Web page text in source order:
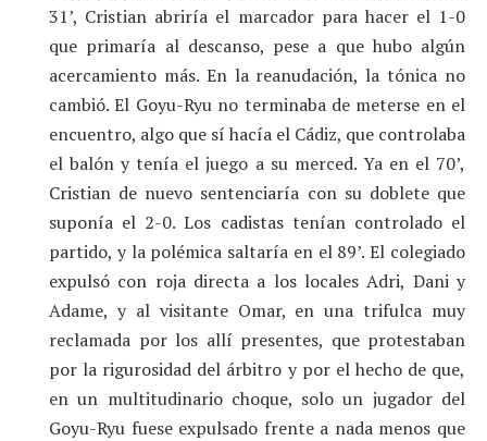
31’, Cristian abriría el marcador para hacer el 1-0
que primaría al descanso, pese a que hubo algún
acercamiento más. En la reanudación, la tónica no
cambió. El Goyu-Ryu no terminaba de meterse en el
encuentro, algo que sí hacía el Cádiz, que controlaba
el balón y tenía el juego a su merced. Ya en el 70’,
Cristian de nuevo sentenciaría con su doblete que
suponía el 2-0. Los cadistas tenían controlado el
partido, y la polémica saltaría en el 89’. El colegiado
expulsó con roja directa a los locales Adri, Dani y
Adame, y al visitante Omar, en una trifulca muy
reclamada por los allí presentes, que protestaban
por la rigurosidad del árbitro y por el hecho de que,
en un multitudinario choque, solo un jugador del
Goyu-Ryu fuese expulsado frente a nada menos que